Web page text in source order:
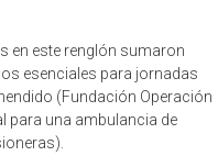
en este renglón sumaron
esenciales para jornadas
(Fundación Operación
para una ambulancia de